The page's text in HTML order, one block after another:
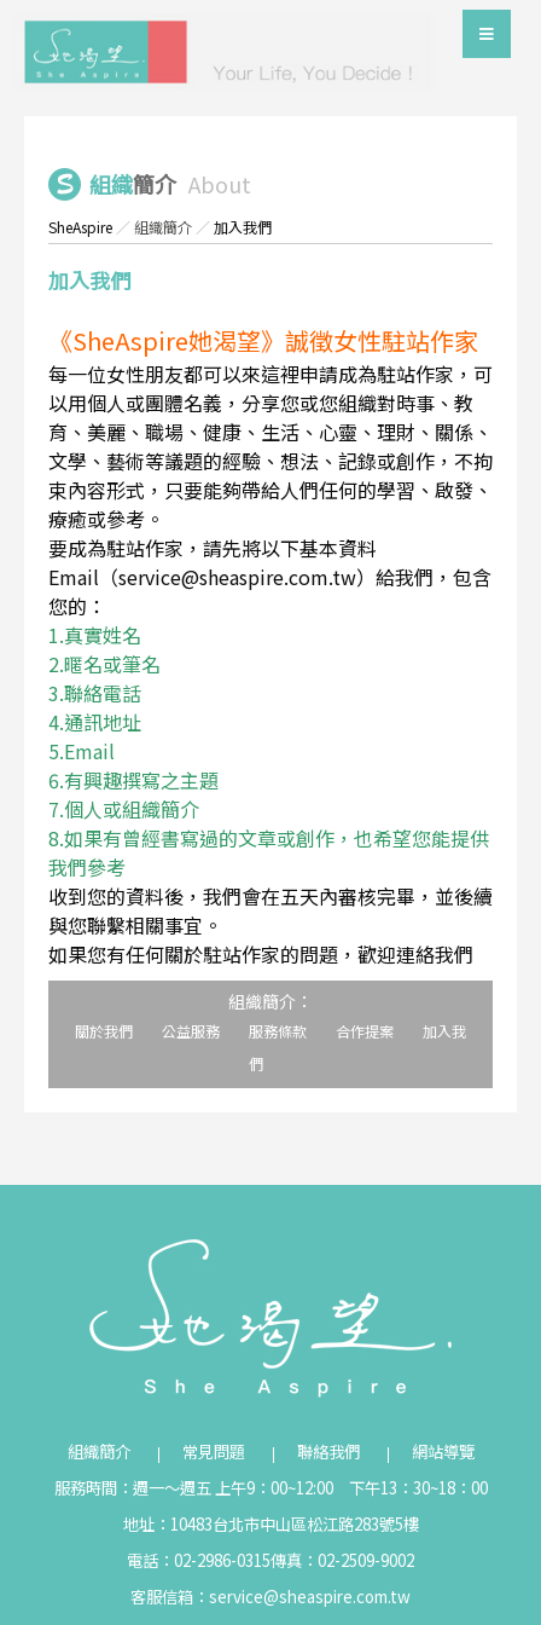
組織簡介 About
SheAspire ／組織簡介 ／加入我們
加入我們
《SheAspire她渴望》誠徵女性駐站作家
每一位女性朋友都可以來這裡申請成為駐站作家，可
以用個人或團體名義，分享您或您組織對時事、教
育、美麗、職場、健康、生活、心靈、理財、關係、
文學、藝術等議題的經驗、想法、記錄或創作，不拘
束內容形式，只要能夠帶給人們任何的學習、啟發、
療癒或參考。
要成為駐站作家，請先將以下基本資料
Email（service@sheaspire.com.tw）給我們，包含
您的：
1.真實姓名
2.暱名或筆名
3.聯絡電話
4.通訊地址
5.Email
6.有興趣撰寫之主題
7.個人或組織簡介
8.如果有曾經書寫過的文章或創作，也希望您能提供
我們參考
收到您的資料後，我們會在五天內審核完畢，並後續
與您聯繫相關事宜。
如果您有任何關於駐站作家的問題，歡迎連絡我們
組織簡介：
關於我們 公益服務 服務條款 合作提案
加入我
們
組織簡介 常見問題 聯絡我們
網站導覽
服務時間：週一～週五 上午9：00~12:00 下午13：30~18：00
地址：10483台北市中山區松江路283號5樓
電話：02-2986-0315傳真：02-2509-9002
客服信箱： service@sheaspire.com.tw